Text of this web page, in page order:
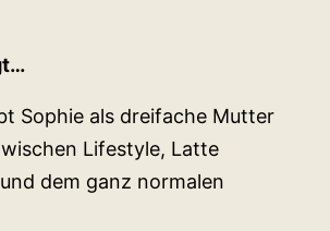
Sophie als dreifache Mutter
Lifestyle, Latte
dem ganz normalen